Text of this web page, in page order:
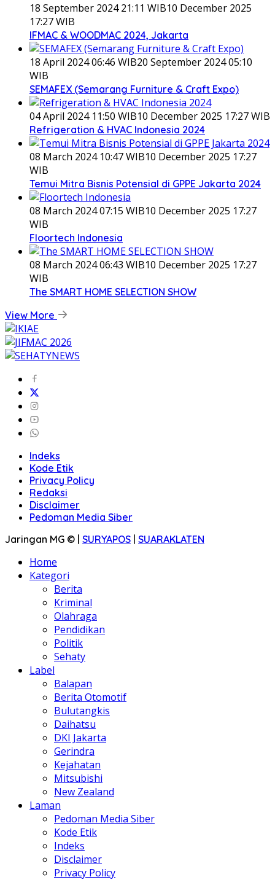
18 September 2024 21:11 WIB10 December 2025
17:27 WIB
IFMAC & WOODMAC 2024, Jakarta
18 April 2024 06:46 WIB20 September 2024 05:10
WIB
SEMAFEX (Semarang Furniture & Craft Expo)
04 April 2024 11:50 WIB10 December 2025 17:27 WIB
Refrigeration & HVAC Indonesia 2024
08 March 2024 10:47 WIB10 December 2025 17:27
WIB
Temui Mitra Bisnis Potensial di GPPE Jakarta 2024
08 March 2024 07:15 WIB10 December 2025 17:27
WIB
Floortech Indonesia
08 March 2024 06:43 WIB10 December 2025 17:27
WIB
The SMART HOME SELECTION SHOW
View More
Indeks
Kode Etik
Privacy Policy
Redaksi
Disclaimer
Pedoman Media Siber
Jaringan MG © | SURYAPOS | SUARAKLATEN
Home
Kategori
Berita
Kriminal
Olahraga
Pendidikan
Politik
Sehaty
Label
Balapan
Berita Otomotif
Bulutangkis
Daihatsu
DKI Jakarta
Gerindra
Kejahatan
Mitsubishi
New Zealand
Laman
Pedoman Media Siber
Kode Etik
Indeks
Disclaimer
Privacy Policy